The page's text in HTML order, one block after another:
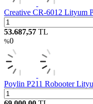
Creative CR-6012 Lityum
53.687,57 TL
%0
Poylin P211 Robooter